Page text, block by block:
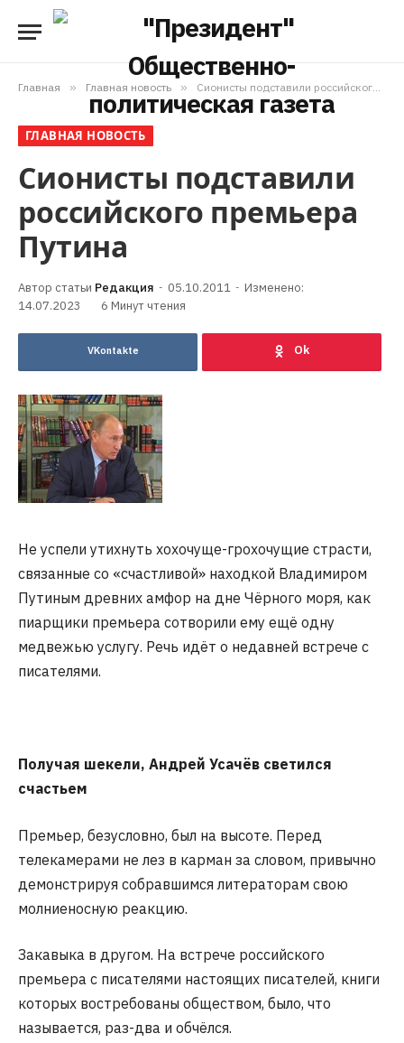
Главная » Главная новость » Сионисты подставили российского премьера Путина
ГЛАВНАЯ НОВОСТЬ
Сионисты подставили
российского премьера
Путина
Редакция 05.10.2011
Изменено:
14.07.2023
6 Минут чтения
VKontakte
Не успели утихнуть хохочуще-грохочущие страсти,
связанные со «счастливой» находкой Владимиром
Путиным древних амфор на дне Чёрного моря, как
пиарщики премьера сотворили ему ещё одну
медвежью услугу. Речь идёт о недавней встрече с
писателями.
Получая шекели, Андрей Усачёв светился
счастьем
Премьер, безусловно, был на высоте. Перед
телекамерами не лез в карман за словом, привычно
демонстрируя собравшимся литераторам свою
молниеносную реакцию.
Закавыка в другом. На встрече российского
премьера с писателями настоящих писателей, книги
которых востребованы обществом, было, что
называется, раз-два и обчёлся.